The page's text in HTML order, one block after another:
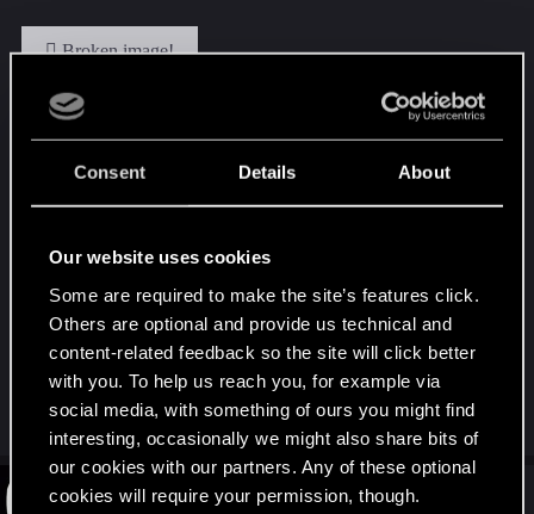
Consent Details About
Our website uses cookies
Some are required to make the site’s features click.
Others are optional and provide us technical and
content-related feedback so the site will click better
with you. To help us reach you, for example via
social media, with something of ours you might find
interesting, occasionally we might also share bits of
our cookies with our partners. Any of these optional
cookies will require your permission, though.
Не будем забывать и о нашей замечательной
команде комментаторов, которая также
присоединится к нам на выходных:
Готовы к ГВИНТ-зрелищу? До скорой встречи
в Twitch-чате!
R
e
a
c
t
i
Regis_is_loveandlordep
lordep Mentor